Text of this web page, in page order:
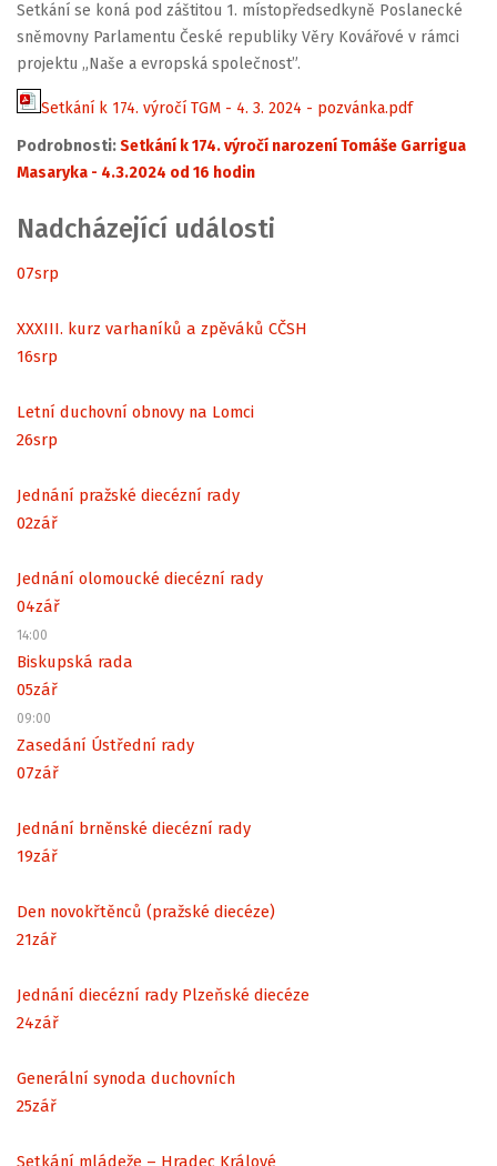
Setkání se koná pod záštitou 1. místopředsedkyně Poslanecké
sněmovny Parlamentu České republiky Věry Kovářové v rámci
projektu „Naše a evropská společnost”.
Setkání k 174. výročí TGM - 4. 3. 2024 - pozvánka.pdf
Podrobnosti:Setkání k 174. výročí narození Tomáše Garrigua
Masaryka - 4.3.2024 od 16 hodin
Nadcházející události
07srp
XXXIII. kurz varhaníků a zpěváků CČSH
16srp
Letní duchovní obnovy na Lomci
26srp
Jednání pražské diecézní rady
02zář
Jednání olomoucké diecézní rady
04zář
14:00
Biskupská rada
05zář
09:00
Zasedání Ústřední rady
07zář
Jednání brněnské diecézní rady
19zář
Den novokřtěnců (pražské diecéze)
21zář
Jednání diecézní rady Plzeňské diecéze
24zář
Generální synoda duchovních
25zář
Setkání mládeže – Hradec Králové